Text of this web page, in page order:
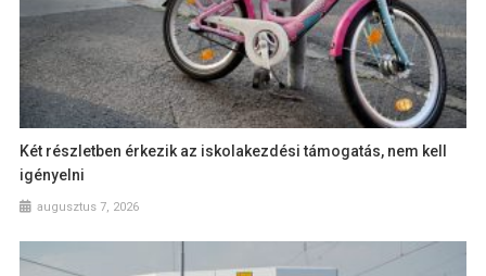
Két részletben érkezik az iskolakezdési támogatás, nem kell
igényelni
augusztus 7, 2026